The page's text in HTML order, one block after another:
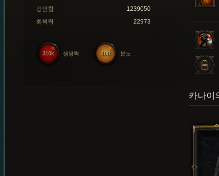
강인함
1239050
회복력
22973
100 분노
310k 생명력
카나이